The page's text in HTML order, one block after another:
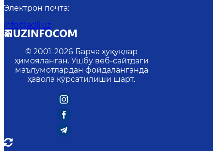
Электрон почта:
info@adli.uz
© 2001-2026 Барча ҳуқуқлар
ҳимояланган. Ушбу веб-сайтдаги
маълумотлардан фойдаланганда
ҳавола кўрсатилиши шарт.